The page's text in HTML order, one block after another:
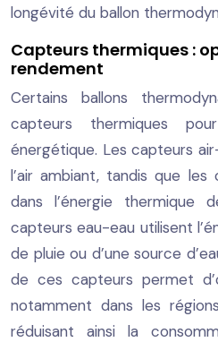
longévité du ballon
Capteurs thermiques :
rendement
Certains ballons
capteurs thermiques
énergétique. Les capteurs
l’air ambiant, tandis que
dans l’énergie thermique
capteurs eau-eau utilisent
de pluie ou d’une source
de ces capteurs permet
notamment dans les
réduisant ainsi la